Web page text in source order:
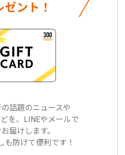
ゼント！
話題のニュースや
を、LINEやメールで
届けします。
も防げて便利です！